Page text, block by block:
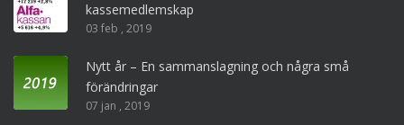
kassemedlemskap
03 feb , 2019
Nytt år – En sammanslagning och några små
förändringar
07 jan , 2019